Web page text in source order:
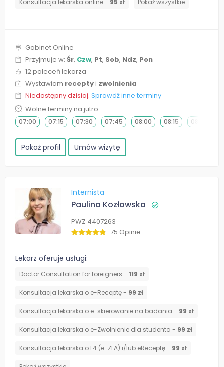
Konsultacja lekarska online - 95 zł Pokaż wszystkie
Gabinet Online
Przyjmuje w: Śr, Czw, Pt, Sob, Ndz, Pon
12 poleceń lekarza
Wystawiam receptyi zwolnienia
Niedostępny dzisiaj. Sprawdź inne terminy
Wolne terminy na jutro:
07:00 07:15 07:30 07:45 08:00 08:15 08:30
Pokaż profil Umów wizytę
Internista
Paulina Kozłowska
PWZ 4407263
75 Opinie
Lekarz oferuje usługi:
Doctor Consultation for foreigners - 119 zł
Konsultacja lekarska o e-Receptę - 99 zł
Konsultacja lekarska o e-skierowanie na badania - 99 zł
Konsultacja lekarska o e-Zwolnienie dla studenta - 99 zł
Konsultacja lekarska o L4 (e-ZLA) i/lub eReceptę - 99 zł